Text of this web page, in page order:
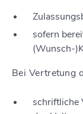
sofern
(Wunsch-
Bei Vertretung
schriftliche